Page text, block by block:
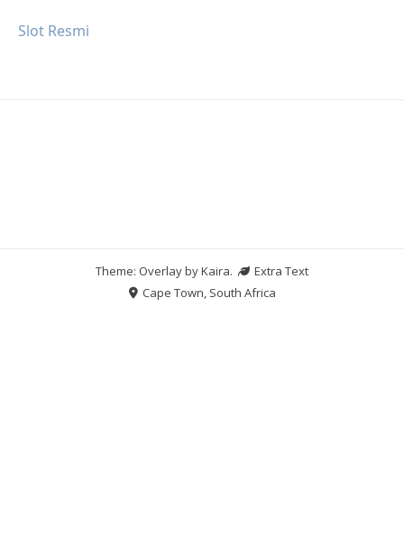
Slot Resmi
Theme: Overlay byKaira.
Extra Text
Cape Town, South Africa